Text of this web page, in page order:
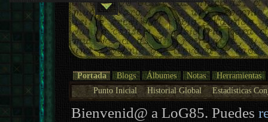
Portada Blogs Álbumes Notas
Herramientas
Punto Inicial
Historial Global Estadísticas
Bienvenid@ a LoG85. Puedes